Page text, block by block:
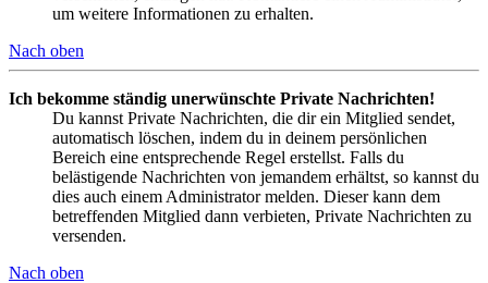
um weitere Informationen zu erhalten.
Nach oben
Ich bekomme ständig unerwünschte Private Nachrichten!
Du kannst Private Nachrichten, die dir ein Mitglied sendet,
automatisch löschen, indem du in deinem persönlichen
Bereich eine entsprechende Regel erstellst. Falls du
belästigende Nachrichten von jemandem erhältst, so kannst du
dies auch einem Administrator melden. Dieser kann dem
betreffenden Mitglied dann verbieten, Private Nachrichten zu
versenden.
Nach oben